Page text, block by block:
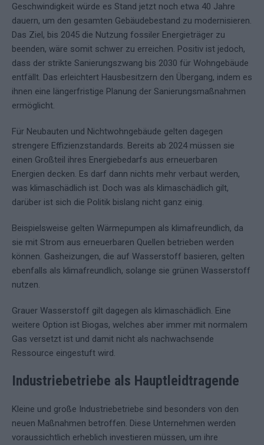
Geschwindigkeit würde es Stand jetzt noch etwa 40 Jahre
dauern, um den gesamten Gebäudebestand zu modernisieren.
Das Ziel, bis 2045 die Nutzung fossiler Energieträger zu
beenden, wäre somit schwer zu erreichen. Positiv ist jedoch,
dass der strikte Sanierungszwang bis 2030 für Wohngebäude
entfällt. Das erleichtert Hausbesitzern den Übergang, indem es
ihnen eine längerfristige Planung der Sanierungsmaßnahmen
ermöglicht.
Für Neubauten und Nichtwohngebäude gelten dagegen
strengere Effizienzstandards. Bereits ab 2024 müssen sie
einen Großteil ihres Energiebedarfs aus erneuerbaren
Energien decken. Es darf dann nichts mehr verbaut werden,
was klimaschädlich ist. Doch was als klimaschädlich gilt,
darüber ist sich die Politik bislang nicht ganz einig.
Beispielsweise gelten Wärmepumpen als klimafreundlich, da
sie mit Strom aus erneuerbaren Quellen betrieben werden
können. Gasheizungen, die auf Wasserstoff basieren, gelten
ebenfalls als klimafreundlich, solange sie grünen Wasserstoff
nutzen.
Grauer Wasserstoff gilt dagegen als klimaschädlich. Eine
weitere Option ist Biogas, welches aber immer mit normalem
Gas versetzt ist und damit nicht als nachwachsende
Ressource eingestuft wird.
Industriebetriebe als Hauptleidtragende
Kleine und große Industriebetriebe sind besonders von den
neuen Maßnahmen betroffen. Diese Unternehmen werden
voraussichtlich erheblich investieren müssen, um ihre